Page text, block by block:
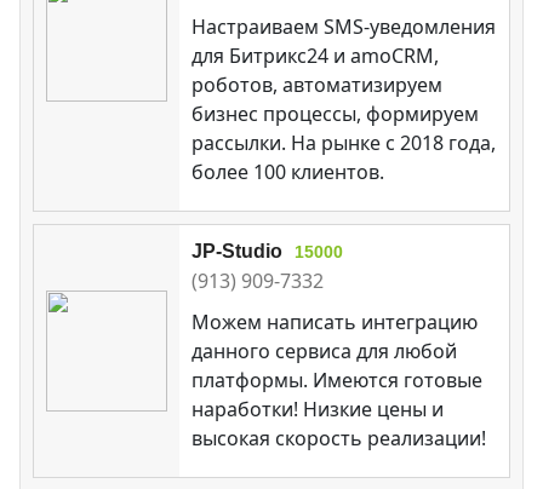
Настраиваем SMS-уведомления
для Битрикс24 и amoCRM,
роботов, автоматизируем
бизнес процессы, формируем
рассылки. На рынке с 2018 года,
более 100 клиентов.
JP-Studio 15000
(913) 909-7332
Можем написать интеграцию
данного сервиса для любой
платформы. Имеются готовые
наработки! Низкие цены и
высокая скорость реализации!